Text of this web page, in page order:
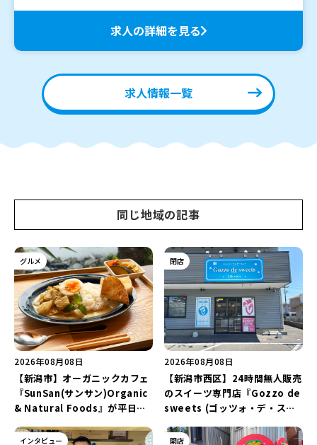
求人の詳細を見る
求人情報一覧
同じ地域の記事
グルメ
2026年08月08日
【新潟市】オーガニックカフェ
『SunSan(サンサン)Organic
& Natural Foods』が平日ラ
「抗酸化☆レモンチキンカレ
閉店
2026年08月08日
【新潟市西区】24時間無人販売
のスイーツ専門店『Gozzo de
sweets (ゴッツォ・デ・スイ
店…。一部商品は姉妹店で販売
インタビュー 開店